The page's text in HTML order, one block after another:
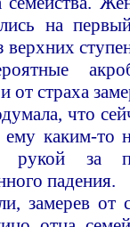
на
верхних
от страха
что
каким-то
рукой за
падения.
замерев от